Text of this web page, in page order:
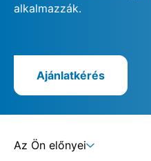
alkalmazzák.
Ajánlatkérés
Az Ön előnyei